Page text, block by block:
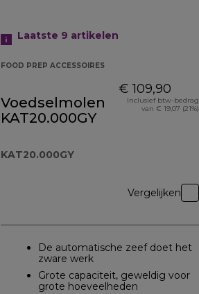
Laatste 9 artikelen
FOOD PREP ACCESSOIRES
Voedselmolen
KAT20.000GY
KAT20.000GY
€ 109,90
Inclusief btw-bedrag
van € 19,07 (21%)
Vergelijken
De automatische zeef doet het
zware werk
Grote capaciteit, geweldig voor
grote hoeveelheden